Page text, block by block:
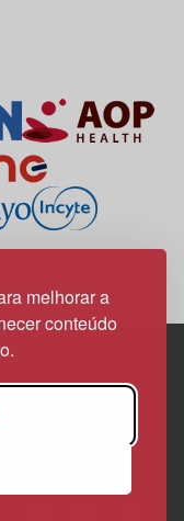
melhorar a
conteúdo
n.º 333H, esc.